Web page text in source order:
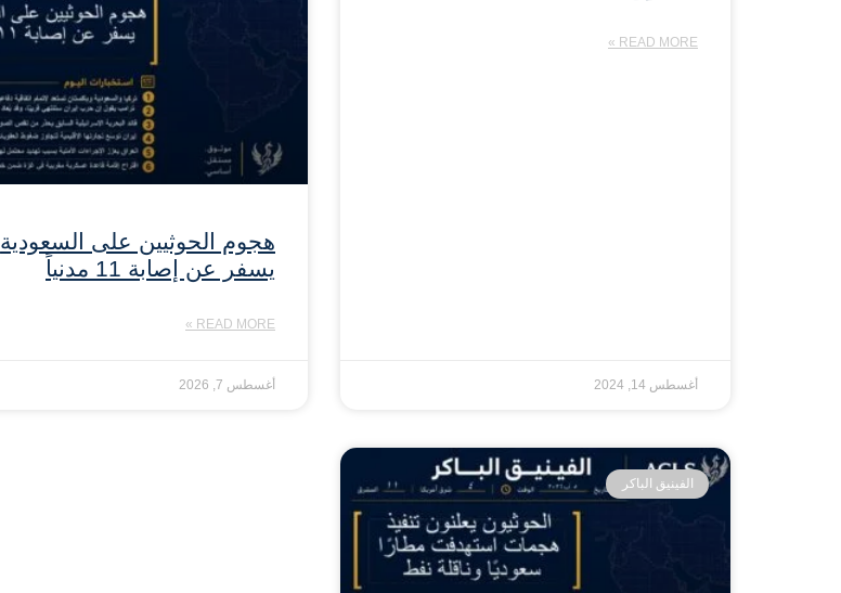
READ MORE »
أغسطس 14, 2024
هجوم الحوثيين على السعودية
يسفر عن إصابة 11 مدنياً
READ MORE »
أغسطس 7, 2026
الفينيق الباكر